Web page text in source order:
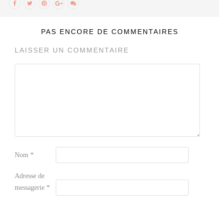
PAS ENCORE DE COMMENTAIRES
LAISSER UN COMMENTAIRE
Nom *
Adresse de
messagerie *